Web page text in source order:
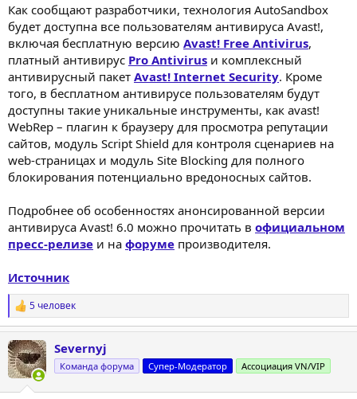
Как сообщают разработчики, технология AutoSandbox
будет доступна все пользователям антивируса Avast!,
включая бесплатную версию Avast! Free Antivirus,
платный антивирус Pro Antivirus и комплексный
антивирусный пакет Avast! Internet Security. Кроме
того, в бесплатном антивирусе пользователям будут
доступны такие уникальные инструменты, как avast!
WebRep – плагин к браузеру для просмотра репутации
сайтов, модуль Script Shield для контроля сценариев на
web-страницах и модуль Site Blocking для полного
блокирования потенциально вредоносных сайтов.
Подробнее об особенностях анонсированной версии
антивируса Avast! 6.0 можно прочитать в официальном
пресс-релизе и на форуме производителя.
Источник
Р
е
а
к
ц
и
5 человек
Severnyj
Команда форума Супер-Модератор Ассоциация VN/VIP